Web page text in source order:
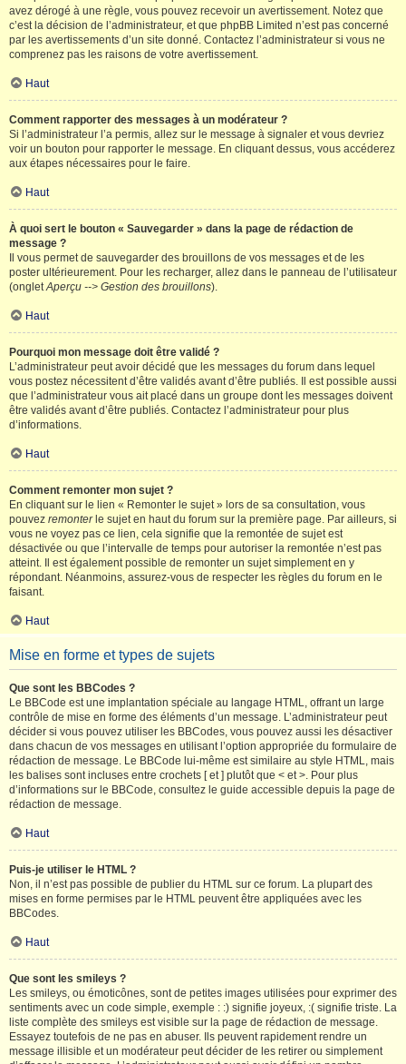
avez dérogé à une règle, vous pouvez recevoir un avertissement. Notez que
c’est la décision de l’administrateur, et que phpBB Limited n’est pas concerné
par les avertissements d’un site donné. Contactez l’administrateur si vous ne
comprenez pas les raisons de votre avertissement.
Haut
Comment rapporter des messages à un modérateur ?
Si l’administrateur l’a permis, allez sur le message à signaler et vous devriez
voir un bouton pour rapporter le message. En cliquant dessus, vous accéderez
aux étapes nécessaires pour le faire.
Haut
À quoi sert le bouton « Sauvegarder » dans la page de rédaction de
message ?
Il vous permet de sauvegarder des brouillons de vos messages et de les
poster ultérieurement. Pour les recharger, allez dans le panneau de l’utilisateur
(ongletAperçu --> Gestion des brouillons).
Haut
Pourquoi mon message doit être validé ?
L’administrateur peut avoir décidé que les messages du forum dans lequel
vous postez nécessitent d’être validés avant d’être publiés. Il est possible aussi
que l’administrateur vous ait placé dans un groupe dont les messages doivent
être validés avant d’être publiés. Contactez l’administrateur pour plus
d’informations.
Haut
Comment remonter mon sujet ?
En cliquant sur le lien « Remonter le sujet » lors de sa consultation, vous
pouvez remonterle sujet en haut du forum sur la première page. Par ailleurs, si
vous ne voyez pas ce lien, cela signifie que la remontée de sujet est
désactivée ou que l’intervalle de temps pour autoriser la remontée n’est pas
atteint. Il est également possible de remonter un sujet simplement en y
répondant. Néanmoins, assurez-vous de respecter les règles du forum en le
faisant.
Haut
Mise en forme et types de sujets
Que sont les BBCodes ?
Le BBCode est une implantation spéciale au langage HTML, offrant un large
contrôle de mise en forme des éléments d’un message. L’administrateur peut
décider si vous pouvez utiliser les BBCodes, vous pouvez aussi les désactiver
dans chacun de vos messages en utilisant l’option appropriée du formulaire de
rédaction de message. Le BBCode lui-même est similaire au style HTML, mais
les balises sont incluses entre crochets [ et ] plutôt que < et >. Pour plus
d’informations sur le BBCode, consultez le guide accessible depuis la page de
rédaction de message.
Haut
Puis-je utiliser le HTML ?
Non, il n’est pas possible de publier du HTML sur ce forum. La plupart des
mises en forme permises par le HTML peuvent être appliquées avec les
BBCodes.
Haut
Que sont les smileys ?
Les smileys, ou émoticônes, sont de petites images utilisées pour exprimer des
sentiments avec un code simple, exemple : :) signifie joyeux, :( signifie triste. La
liste complète des smileys est visible sur la page de rédaction de message.
Essayez toutefois de ne pas en abuser. Ils peuvent rapidement rendre un
message illisible et un modérateur peut décider de les retirer ou simplement